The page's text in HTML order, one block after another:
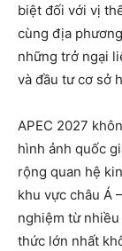
biệt đối với vị
cùng địa
những trở ngại
và đầu tư cơ sở
APEC 2027
hình ảnh quốc
rộng quan hệ
khu vực châu Á
nghiệm từ
thức lớn nhất